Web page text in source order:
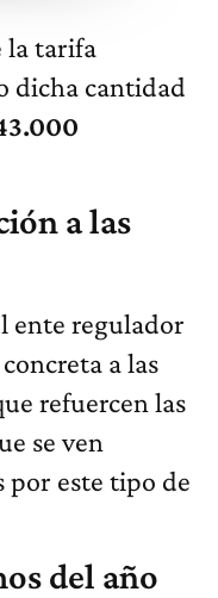
la tarifa
dicha cantidad
a las
ente regulador
a las
refuercen las
se ven
por este tipo de
del año